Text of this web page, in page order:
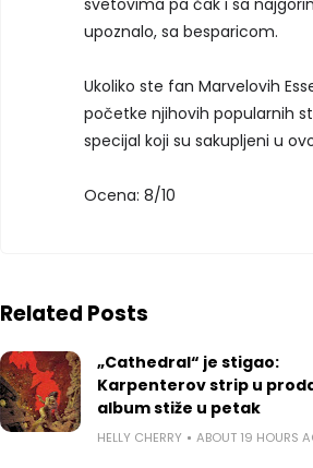
upoznalo, sa besparicom.
Ukoliko ste fan Marvelovih
početke njihovih popularnih
specijal koji su sakupljeni u
Ocena: 8/10
Related Posts
„Cathedral“ je stigao:
Karpenterov strip u
album stiže u petak
HELLY CHERRY ABOUT 19 HOURS